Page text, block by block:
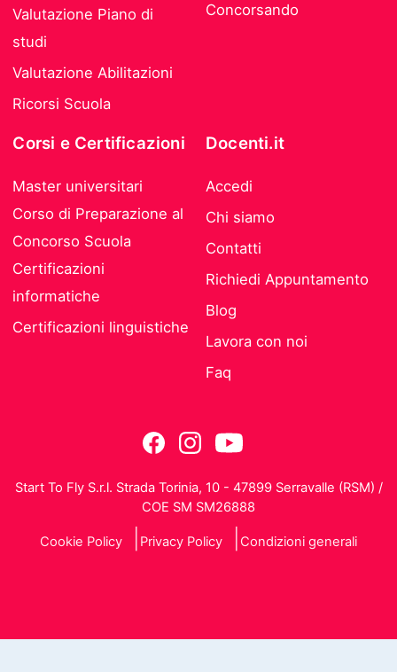
Valutazione Piano di
studi
Valutazione Abilitazioni
Ricorsi Scuola
Concorsando
Corsi e Certificazioni
Master universitari
Corso di Preparazione al
Concorso Scuola
Certificazioni
informatiche
Certificazioni linguistiche
Docenti.it
Accedi
Chi siamo
Contatti
Richiedi Appuntamento
Blog
Lavora con noi
Faq
Start To Fly S.r.l. Strada Torinia, 10 - 47899 Serravalle (RSM) /
COE SM SM26888
Cookie Policy Privacy Policy Condizioni generali